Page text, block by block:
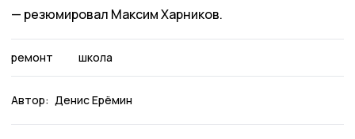
резюмировал Максим Харников.
ремонт школа
Автор: Денис Ерёмин